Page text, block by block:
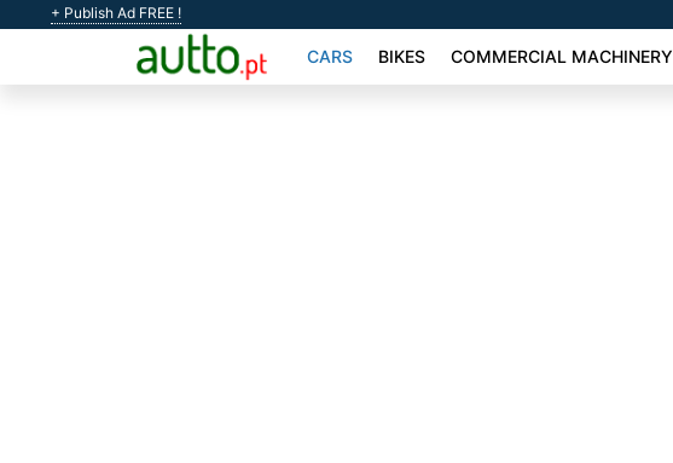
+ Publish Ad FREE !
CARS BIKES COMMERCIAL MACHINERY